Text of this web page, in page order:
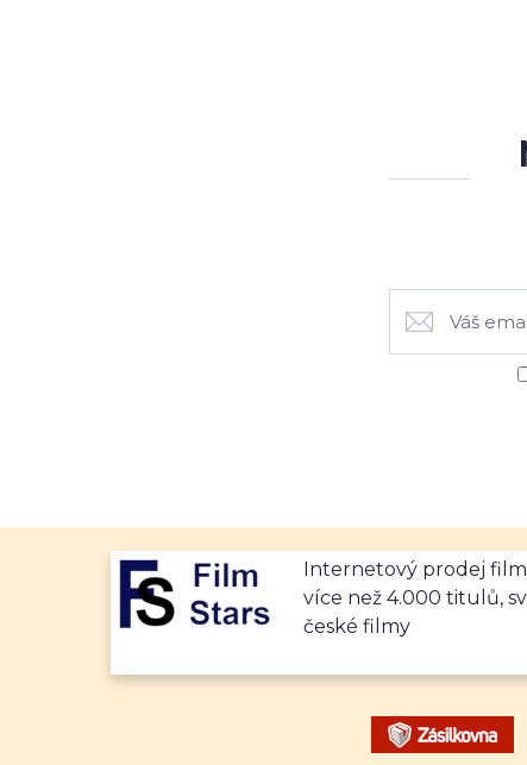
Internetový prodej
více než 4.000 titulů,
české filmy